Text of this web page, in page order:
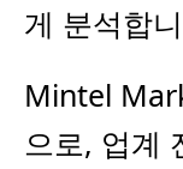
게 분석합
Mintel
으로, 업계